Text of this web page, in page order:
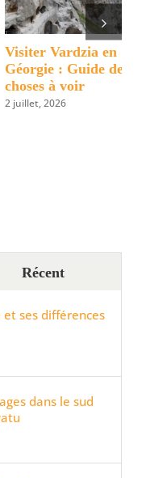
Vardzia en
: Guide des 15
à voir
2026
Récent
et ses différences
dans le sud